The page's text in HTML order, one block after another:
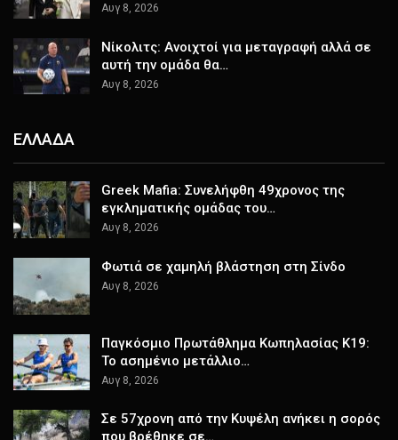
Αυγ 8, 2026
Νίκολιτς: Ανοιχτοί για μεταγραφή αλλά σε
αυτή την ομάδα θα…
Αυγ 8, 2026
ΕΛΛΑΔΑ
Greek Mafia: Συνελήφθη 49χρονος της
εγκληματικής ομάδας του…
Αυγ 8, 2026
Φωτιά σε χαμηλή βλάστηση στη Σίνδο
Αυγ 8, 2026
Παγκόσμιο Πρωτάθλημα Κωπηλασίας Κ19:
Το ασημένιο μετάλλιο…
Αυγ 8, 2026
Σε 57χρονη από την Κυψέλη ανήκει η σορός
που βρέθηκε σε…